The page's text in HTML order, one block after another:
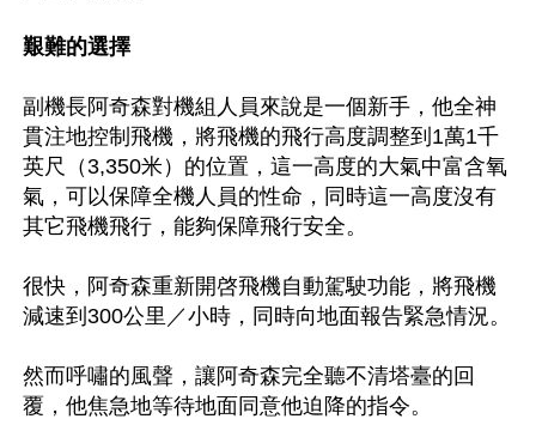
艱難的選擇
副機長阿奇森對機組人員來說是一個新手，他全神
貫注地控制飛機，將飛機的飛行高度調整到1萬1千
英尺（3,350米）的位置，這一高度的大氣中富含氧
氣，可以保障全機人員的性命，同時這一高度沒有
其它飛機飛行，能夠保障飛行安全。
很快，阿奇森重新開啓飛機自動駕駛功能，將飛機
減速到300公里／小時，同時向地面報告緊急情況。
然而呼嘯的風聲，讓阿奇森完全聽不清塔臺的回
覆，他焦急地等待地面同意他迫降的指令。